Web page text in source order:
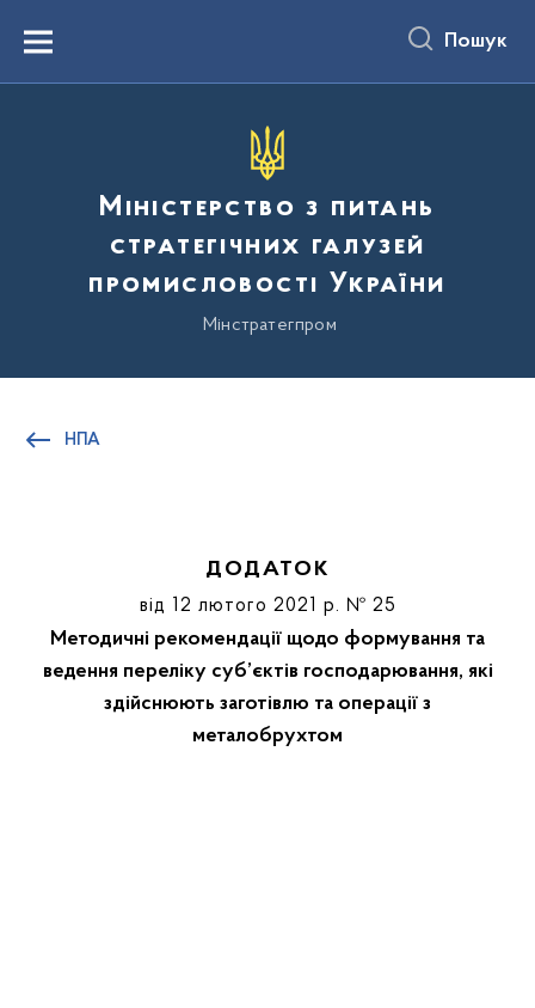
вмістуMenu Пошук
Міністерство з питань
стратегічних галузей
промисловості України
Мінстратегпром
НПА
ДОДАТОК
від 12 лютого 2021 р. № 25
Методичні рекомендації щодо формування та
ведення переліку суб’єктів господарювання, які
здійснюють заготівлю та операції з
металобрухтом